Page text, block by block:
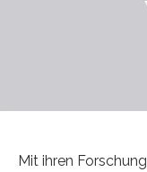
Mit ihren